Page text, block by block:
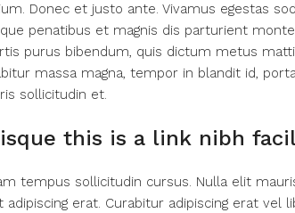
Donec et justo ante. Vivamus egestas
penatibus et magnis dis parturient
purus bibendum, quis dictum metus
massa magna, tempor in blandit id,
sollicitudin et.
this is a link nibh
tempus sollicitudin cursus. Nulla elit
adipiscing erat. Curabitur adipiscing erat